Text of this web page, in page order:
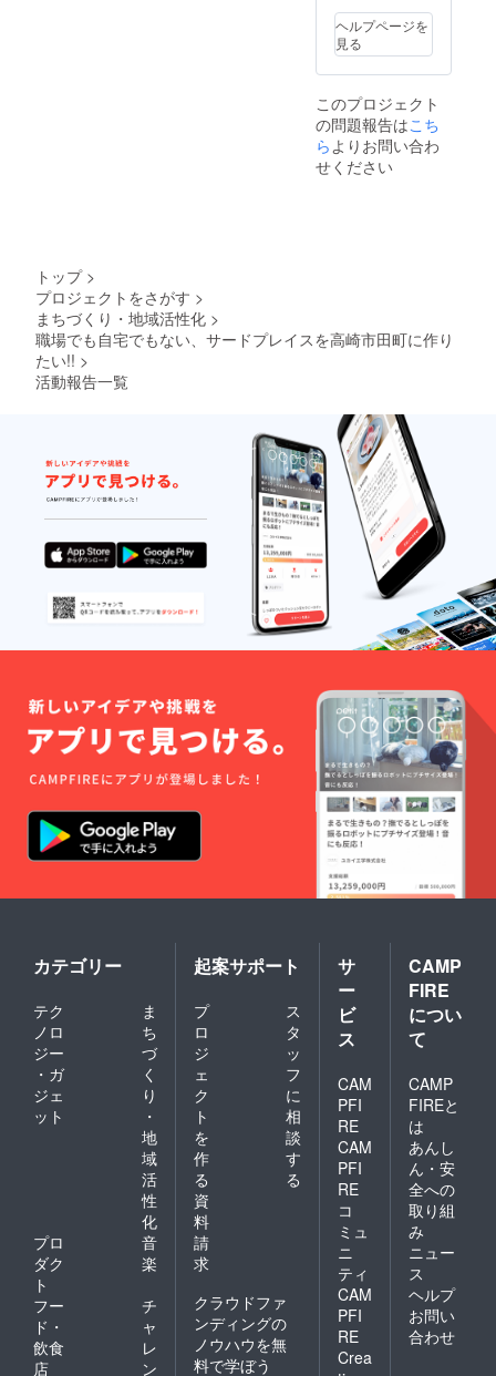
での会
が必要
です。
※VISA
、
Master
、
AMERI
員登録
ことが
可能で
す。
６．お
客様の
ご意見
を伺い
ながら
ご利用
のシス
テムな
ど微調
整させ
ていた
あるこ
とをご
了承く
ださ
い。
ご利用
をお願
いいた
しま
（やむ
を得な
い状況
の場合
ジット
が必要
です。
※VISA
、
Master
、
AMERI
CAN
EXPRE
SSカー
ドの
み、ご
利用い
ただけ
員登録
はいつ
でも解
除する
ことが
可能で
す。
６．お
客様の
ご意見
ながら
テムな
ど微調
整させ
ていた
だく可
能性も
あるこ
了承く
ださ
い。
１日～
を予定
してお
ります
の前後
はご了
承下さ
い。
２．初
『お礼
させて
いただ
きま
す。
３．営
業開始
～２か
月以内
に初回
ご利用
をお願
いいた
しま
す。
い状況
の場合
はご連
絡の上
ご相談
くださ
い。）
４．初
回ご利
ジット
員登録
が必要
です。
※VISA
Master
CAN
EXPRE
SSカー
ドの
み、ご
利用い
ただけ
ます。
５．会
員登録
はいつ
でも解
除する
ことが
可能で
まし
た。 ◆
４種類
のデザ
らお選
びくだ
さい。
→ご希
望のデ
入くだ
さい。
ヘルプページを
見る
このプロジェクト
の問題報告はこち
ら よりお問い合わ
せください
トップ >
プロジェクトをさがす >
まちづくり・地域活性化 >
職場でも自宅でもない、サードプレイスを高崎市田町に作り
たい!! >
活動報告一覧
カテゴリー
テク
ノロ
ジー
・ガ
ジェ
ット
ま
ち
づ
く
り
・
地
域
活
性
化
プロ
ダク
ト
音
楽
フー
ド・
飲食
店
チ
ャ
レ
ン
起案サポート
プ
ロ
ジ
ェ
ク
ト
を
作
る
ス
タ
ッ
フ
に
相
談
す
る
資
料
請
求
クラウドファ
ンディングの
ノウハウを無
料で学ぼう
サ
ー
ビ
ス
CAM
PFI
RE
CAM
PFI
RE
コ
ミュ
ニ
ティ
CAM
PFI
RE
Crea
CAMP
FIRE
につい
て
CAMP
FIREと
は
あんし
ん・安
全への
取り組
み
ニュー
ス
ヘルプ
お問い
合わせ